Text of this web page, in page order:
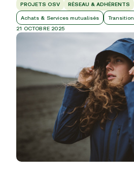
PROJETS OSV RÉSEAU & ADHÉRENTS
Achats & Services mutualisés
Transition
21 OCTOBRE 2025